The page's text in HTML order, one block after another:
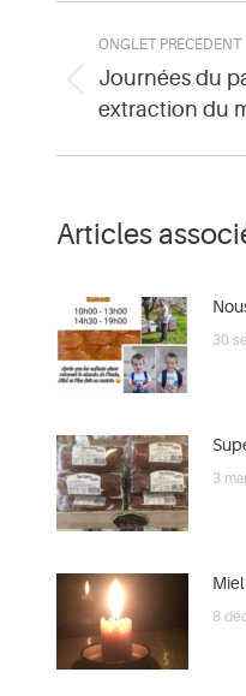
Navigation
de
ONGLET PRÉCÉDENT
Journées du
extraction du
Articles
30
3
Miel
8